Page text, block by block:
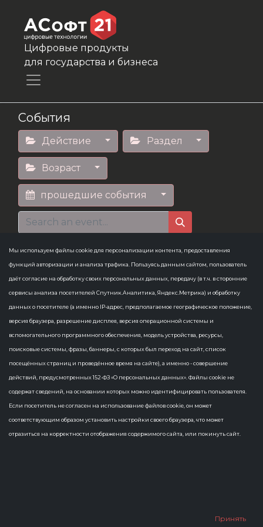
Цифровые продукты
для государства и бизнеса
События
Действие Раздел
Возраст
прошедшие события
10-14
События не найдены
Мы используем файлы cookie для персонализации контента, предоставления
функций авторизации и анализа трафика. Пользуясь данным сайтом, пользователь
даёт согласие на обработку своих персональных данных, передачу (в т.ч. в сторонние
сервисы анализа посетителей Спутник.Аналитика, Яндекс.Метрика) и обработку
данных о посетителе (а именно IP-адрес, предполагаемое географическое положение,
версия браузера, разрешение дисплея, версия операционной системы и
вспомогательного программного обеспечения, модель устройства, ресурсы,
поисковые системы, фразы, баннеры, с которых был переход на сайт, список
посещённых страниц и проведённое время на сайте), а именно - совершение
действий, предусмотренных 152-ФЗ «О персональных данных». Файлы cookie не
содержат сведений, на основании которых можно идентифицировать пользователя.
Если посетитель не согласен на использование файлов cookie, он может
соответствующим образом установить настройки своего браузера, что может
отразиться на корректности отображения содержимого сайта, или покинуть сайт.
Принять